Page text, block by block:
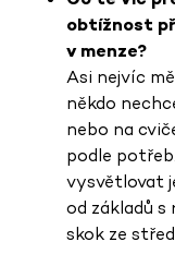
obtížnost
v menze?
Asi nejvíc
někdo
nebo na
podle
vysvětlovat
od základů
skok ze